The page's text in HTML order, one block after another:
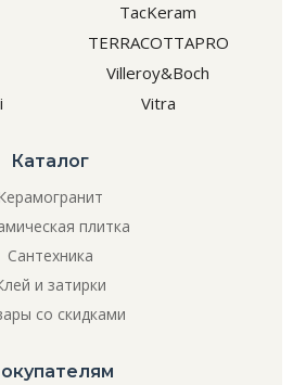
TacKeram
TERRACOTTAPRO
Villeroy&Boch
Vitra
Каталог
плитка
Сантехника
и затирки
со скидками